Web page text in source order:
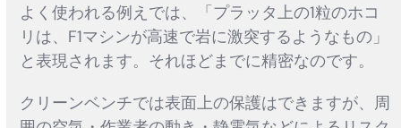
よく使われる例えでは、「プラッタ上の1粒のホコ
リは、F1マシンが高速で岩に激突するようなもの」
と表現されます。それほどまでに精密なのです。
クリーンベンチでは表面上の保護はできますが、周